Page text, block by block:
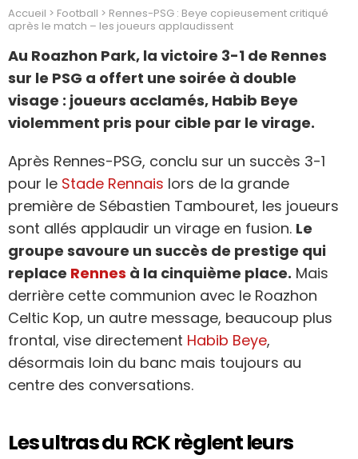
Accueil > Football > Rennes-PSG : Beye copieusement critiqué
après le match – les joueurs applaudissent
Au Roazhon Park, la victoire 3-1 de Rennes
sur le PSG a offert une soirée à double
visage : joueurs acclamés, Habib Beye
violemment pris pour cible par le virage.
Après Rennes-PSG, conclu sur un succès 3-1
pour le Stade Rennais lors de la grande
première de Sébastien Tambouret, les joueurs
sont allés applaudir un virage en fusion. Le
groupe savoure un succès de prestige qui
replace Rennes à la cinquième place. Mais
derrière cette communion avec le Roazhon
Celtic Kop, un autre message, beaucoup plus
frontal, vise directement Habib Beye,
désormais loin du banc mais toujours au
centre des conversations.
Les ultras du RCK règlent leurs